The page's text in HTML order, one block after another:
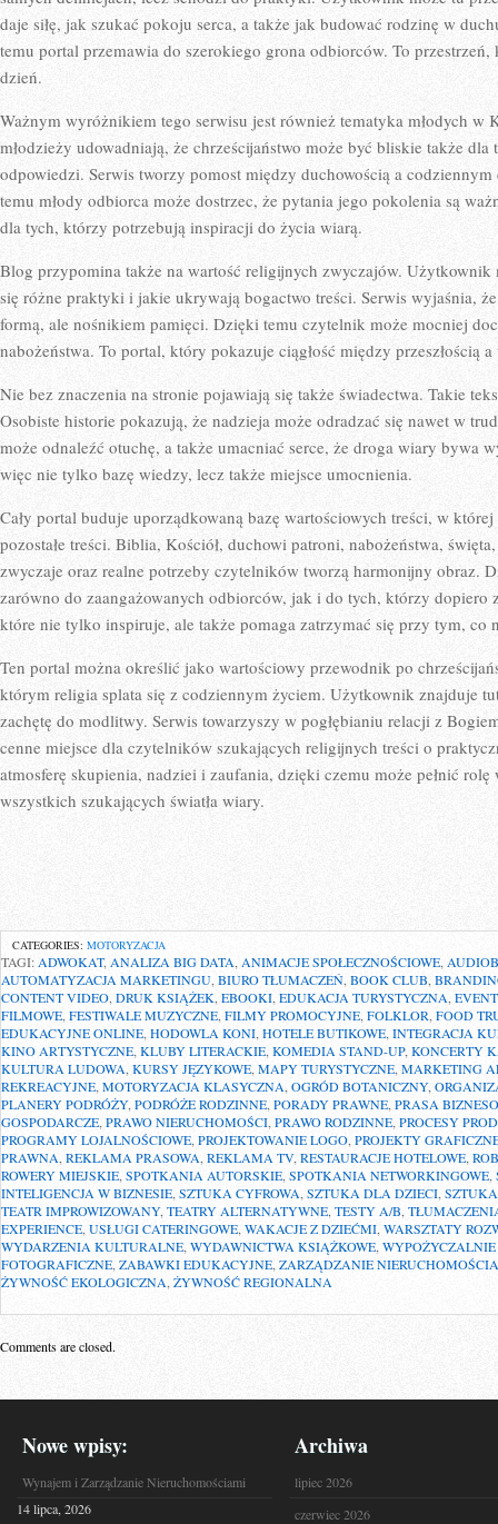
daje siłę, jak szukać pokoju serca, a także jak budować rodzinę w
temu portal przemawia do szerokiego grona odbiorców. To
dzień.
Ważnym wyróżnikiem tego serwisu jest również tematyka młodych w
młodzieży udowadniają, że chrześcijaństwo może być bliskie także
odpowiedzi. Serwis tworzy pomost między duchowością a
temu młody odbiorca może dostrzec, że pytania jego pokolenia są
dla tych, którzy potrzebują inspiracji do życia wiarą.
Blog przypomina także na wartość religijnych zwyczajów.
się różne praktyki i jakie ukrywają bogactwo treści. Serwis wyjaśnia,
formą, ale nośnikiem pamięci. Dzięki temu czytelnik może mocniej
nabożeństwa. To portal, który pokazuje ciągłość między przeszłością
Nie bez znaczenia na stronie pojawiają się także świadectwa. Takie
Osobiste historie pokazują, że nadzieja może odradzać się nawet w
może odnaleźć otuchę, a także umacniać serce, że droga wiary bywa
więc nie tylko bazę wiedzy, lecz także miejsce umocnienia.
Cały portal buduje uporządkowaną bazę wartościowych treści, w
pozostałe treści. Biblia, Kościół, duchowi patroni, nabożeństwa,
zwyczaje oraz realne potrzeby czytelników tworzą harmonijny obraz.
zarówno do zaangażowanych odbiorców, jak i do tych, którzy dopiero
które nie tylko inspiruje, ale także pomaga zatrzymać się przy tym, co
Ten portal można określić jako wartościowy przewodnik po
którym religia splata się z codziennym życiem. Użytkownik znajduje
zachętę do modlitwy. Serwis towarzyszy w pogłębianiu relacji z
cenne miejsce dla czytelników szukających religijnych treści o
atmosferę skupienia, nadziei i zaufania, dzięki czemu może pełnić
wszystkich szukających światła wiary.
CATEGORIES: MOTORYZACJA
TAGI: ADWOKAT, ANALIZA BIG DATA ANIMACJE SPOŁECZNOŚCIOWE,
AUTOMATYZACJA MARKETINGU BIURO TŁUMACZEŃ BOOK CLUB
CONTENT VIDEO DRUK KSIĄŻEK EBOOKI EDUKACJA TURYSTYCZNA
FILMOWE FESTIWALE MUZYCZNE FILMY PROMOCYJNE, FOLKLOR FOOD
EDUKACYJNE ONLINE HODOWLA KONI HOTELE BUTIKOWE INTEGRACJA
KINO ARTYSTYCZNE KLUBY LITERACKIE KOMEDIA STAND-UP, KONCERTY
KULTURA LUDOWA KURSY JĘZYKOWE MAPY TURYSTYCZNE, MARKETING
REKREACYJNE MOTORYZACJA KLASYCZNA OGRÓD BOTANICZNY,
PLANERY PODRÓŻY, PODRÓŻE RODZINNE PORADY PRAWNE, PRASA
GOSPODARCZE PRAWO NIERUCHOMOŚCI PRAWO RODZINNE PROCESY
PROGRAMY LOJALNOŚCIOWE, PROJEKTOWANIE LOGO PROJEKTY
PRAWNA REKLAMA PRASOWA REKLAMA TV, RESTAURACJE HOTELOWE,
ROWERY MIEJSKIE SPOTKANIA AUTORSKIE SPOTKANIA NETWORKINGOWE
INTELIGENCJA W BIZNESIE SZTUKA CYFROWA SZTUKA DLA DZIECI
TEATR IMPROWIZOWANY, TEATRY ALTERNATYWNE TESTY A/B,
EXPERIENCE USŁUGI CATERINGOWE, WAKACJE Z DZIEĆMI WARSZTATY
WYDARZENIA KULTURALNE WYDAWNICTWA KSIĄŻKOWE
FOTOGRAFICZNE ZABAWKI EDUKACYJNE, ZARZĄDZANIE
ŻYWNOŚĆ EKOLOGICZNA, ŻYWNOŚĆ REGIONALNA
Comments are closed.
Nowe wpisy:
Wynajem i Zarządzanie Nieruchomościami
14 lipca, 2026
Archiwa
lipiec 2026
czerwiec 2026